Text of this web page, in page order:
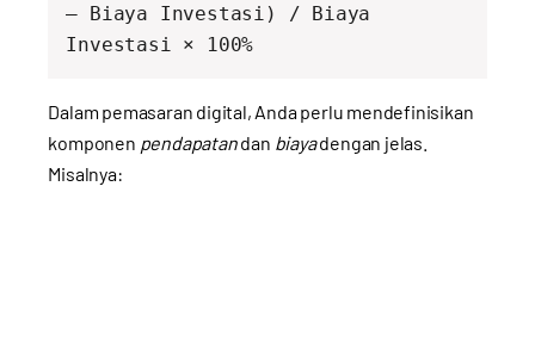
– Biaya Investasi) / Biaya
Dalam pemasaran digital, Anda perlu mendefinisikan
komponen pendapatandan biayadengan jelas.
Misalnya: